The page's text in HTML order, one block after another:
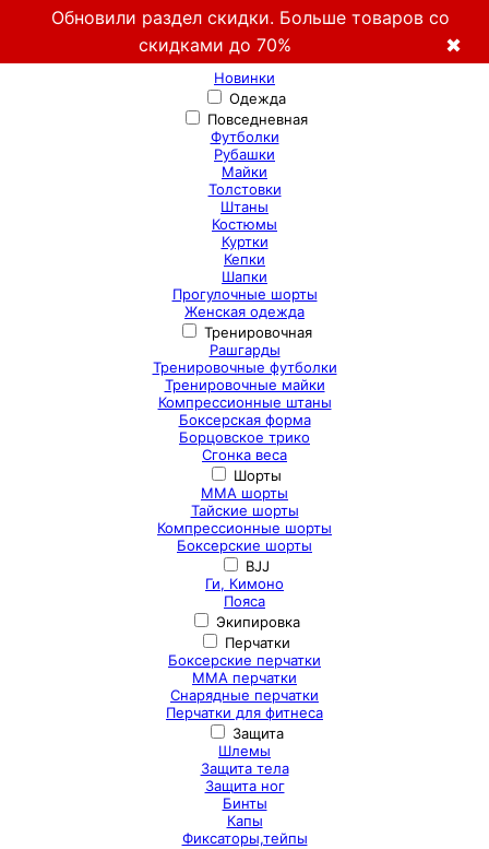
Обновили раздел скидки. Больше товаров со
скидками до 70%
✖
Новинки
Одежда
Повседневная
Футболки
Рубашки
Майки
Толстовки
Штаны
Костюмы
Куртки
Кепки
Шапки
Прогулочные шорты
Женская одежда
Тренировочная
Рашгарды
Тренировочные футболки
Тренировочные майки
Компрессионные штаны
Боксерская форма
Борцовское трико
Сгонка веса
Шорты
ММА шорты
Тайские шорты
Компрессионные шорты
Боксерские шорты
BJJ
Ги, Кимоно
Пояса
Экипировка
Перчатки
Боксерские перчатки
ММА перчатки
Снарядные перчатки
Перчатки для фитнеса
Защита
Шлемы
Защита тела
Защита ног
Бинты
Капы
Фиксаторы,тейпы